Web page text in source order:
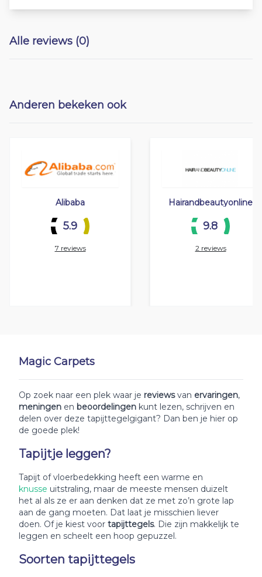
Magic Carpets
Op zoek naar een plek waar je reviewsvan ervaringen,
meningen en beoordelingen kunt lezen, schrijven en
delen over deze tapijttegelgigant? Dan ben je hier op
de goede plek!
Tapijtje leggen?
Tapijt of vloerbedekking heeft een warme en
knusse uitstraling, maar de meeste mensen duizelt
het al als ze er aan denken dat ze met zo’n grote lap
aan de gang moeten. Dat laat je misschien liever
doen. Of je kiest voor tapijttegels. Die zijn makkelijk te
leggen en scheelt een hoop gepuzzel.
Soorten tapijttegels
Alle reviews (0)
Anderen bekeken ook
Alibaba
5.9
7 reviews
Hairandbeautyonline
9.8
2 reviews